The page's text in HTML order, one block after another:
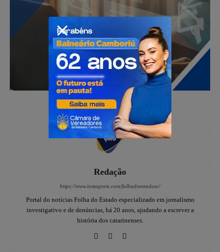
Redação
https://www.instagram.com/folhadoestadosc/
Portal do notícias Folha do Estado especializado em jornalismo
investigativo e de denúncias, há 20 anos, ajudando a escrever a
história dos catarinenses.